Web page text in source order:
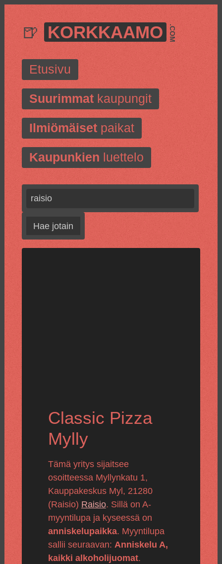
🍺 KORKKAAMO .COM
Etusivu
Suurimmatkaupungit
Ilmiömäisetpaikat
Kaupunkien luettelo
Hae jotain
Classic Pizza
Mylly
Tämä yritys sijaitsee
osoitteessa Myllynkatu 1,
Kauppakeskus Myl, 21280
(Raisio) Raisio. Sillä on A-
myyntilupa ja kyseessä on
anniskelupaikka. Myyntilupa
sallii seuraavan: Anniskelu A,
kaikki alkoholijuomat.